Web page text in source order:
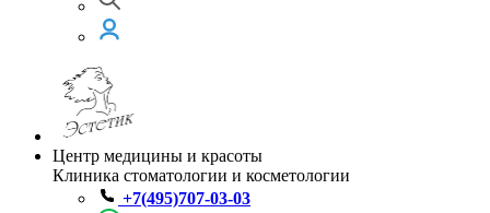
Центр медицины и красоты
Клиника стоматологии и косметологии
+7(495)707-03-03